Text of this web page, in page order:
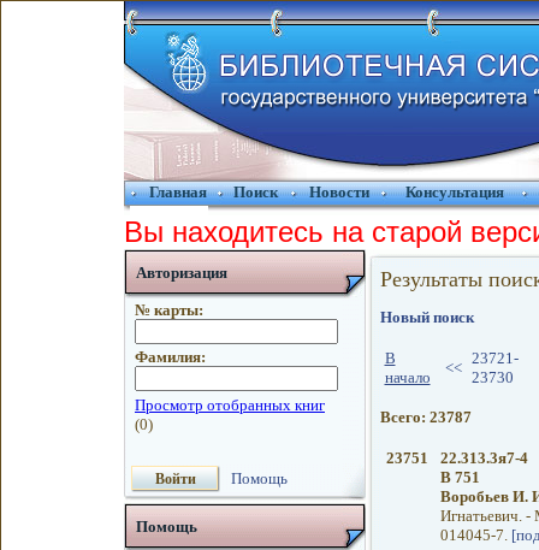
Главная Поиск Новости Консультация
Вы находитесь на старой
Авторизация
№ карты:
Фамилия:
Помощь
Помощь
Результаты
Новый поиск
В
начало
<<
23721-
23730
Всего: 23787
23751
22.313.3я7-4
В 751
Воробьев И.
Игнатьевич. -
014045-7.